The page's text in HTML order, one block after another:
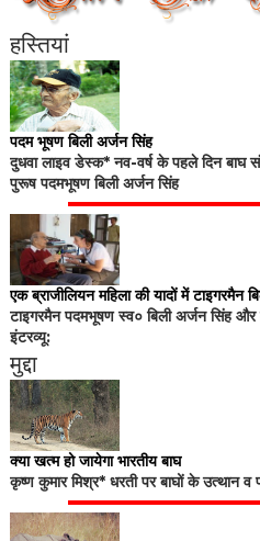
हस्तियां
पदम भूषण बिली अर्जन सिंह
दुधवा लाइव डेस्क* नव-वर्ष के पहले दिन बाघ
पुरूष पदमभूषण बिली अर्जन सिंह
एक ब्राजीलियन महिला की यादों में टाइगरमैन
टाइगरमैन पदमभूषण स्व० बिली अर्जन सिंह और
इंटरव्यू:
मुद्दा
क्या खत्म हो जायेगा भारतीय बाघ
कृष्ण कुमार मिश्र* धरती पर बाघों के उत्थान